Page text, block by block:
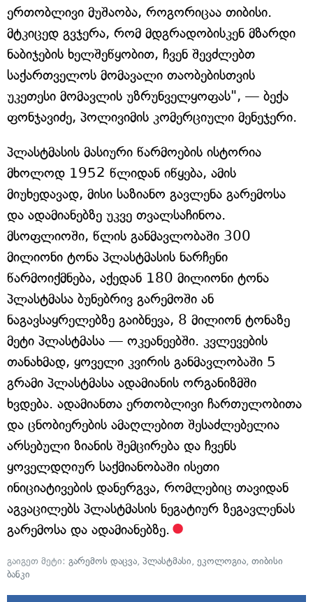
ერთობლივი მუშაობა, როგორიცაა თიბისი.
მტკიცედ გვჯერა, რომ მდგრადობისკენ მზარდი
ნაბიჯების ხელშეწყობით, ჩვენ შევძლებთ
საქართველოს მომავალი თაობებისთვის
უკეთესი მომავლის უზრუნველყოფას", — ბექა
ფონჯავიძე, პოლივიმის კომერციული მენეჯერი.
პლასტმასის მასიური წარმოების ისტორია
მხოლოდ 1952 წლიდან იწყება, ამის
მიუხედავად, მისი საზიანო გავლენა გარემოსა
და ადამიანებზე უკვე თვალსაჩინოა.
მსოფლიოში, წლის განმავლობაში 300
მილიონი ტონა პლასტმასის ნარჩენი
წარმოიქმნება, აქედან 180 მილიონი ტონა
პლასტმასა ბუნებრივ გარემოში ან
ნაგავსაყრელებზე გაიბნევა, 8 მილიონ ტონაზე
მეტი პლასტმასა — ოკეანეებში. კვლევების
თანახმად, ყოველი კვირის განმავლობაში 5
გრამი პლასტმასა ადამიანის ორგანიზმში
ხვდება. ადამიანთა ერთობლივი ჩართულობითა
და ცნობიერების ამაღლებით შესაძლებელია
არსებული ზიანის შემცირება და ჩვენს
ყოველდღიურ საქმიანობაში ისეთი
ინიციატივების დანერგვა, რომლებიც თავიდან
აგვაცილებს პლასტმასის ნეგატიურ ზეგავლენას
გარემოსა და ადამიანებზე.
გაიგეთ მეტი: გარემოს დაცვა, პლასტმასი, ეკოლოგია, თიბისი
ბანკი